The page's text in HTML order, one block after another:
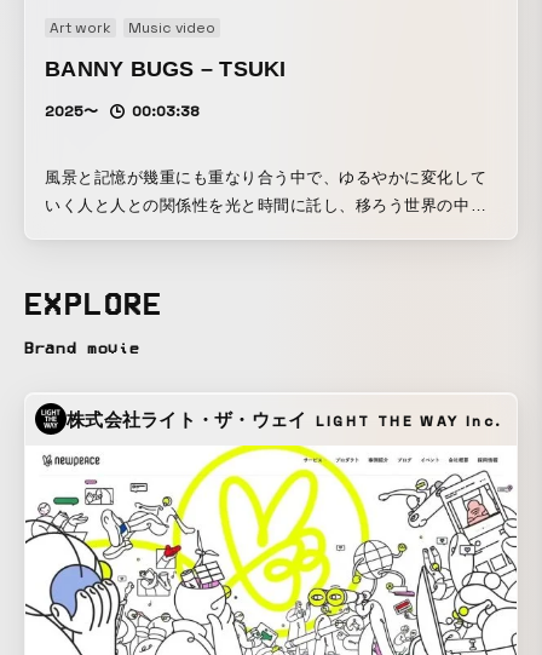
Art work Music video
BANNY BUGS – TSUKI
2025〜 00:03:38
風景と記憶が幾重にも重なり合う中で、ゆるやかに変化して
いく人と人との関係性を光と時間に託し、移ろう世界の中で
と溶けていきます。本作では、1カットで異なる時間を横断す
るという試みを通して、記憶と現在が混ざり合う瞬間を描き
悟が立ち上がり、アルバムへとつながる「unveil」の序章と
して昇華しています。
EXPLORE
Brand movie
株式会社ライト・ザ・ウェイ LIGHT THE WAY Inc.